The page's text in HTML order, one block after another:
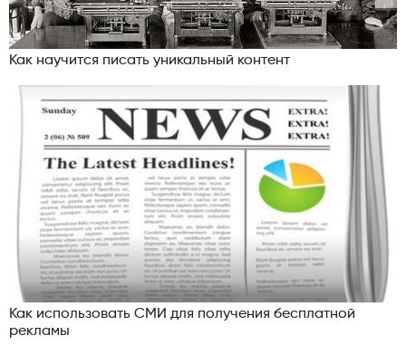
Как научится писать уникальный контент
Как использовать СМИ для получения бесплатной
рекламы